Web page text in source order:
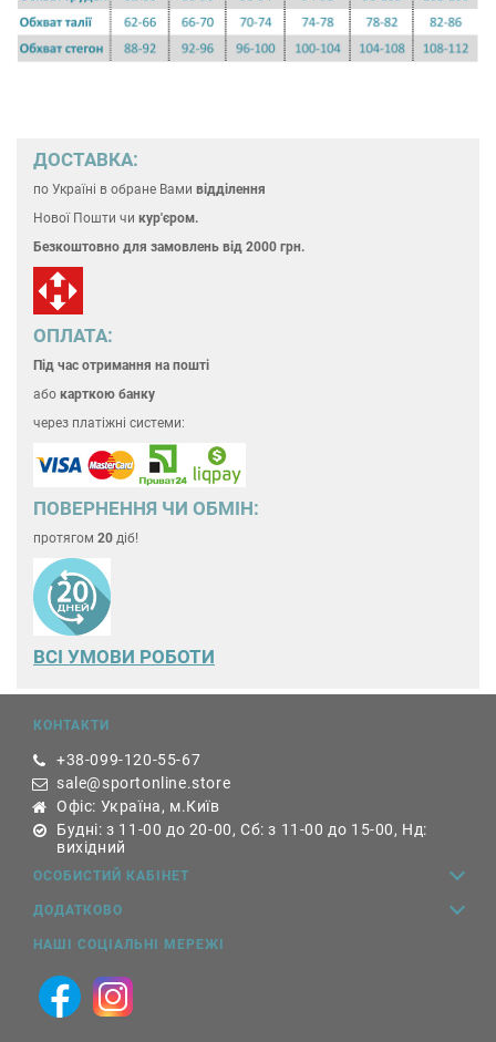
ДОСТАВКА:
по Україні в обране Вами відділення
Нової Пошти чи кур'єром.
Безкоштовно для замовлень від 2000 грн.
ОПЛАТА:
Під час отримання на пошті
або карткою банку
через платіжні системи:
ПОВЕРНЕННЯ ЧИ ОБМІН:
протягом 20 діб!
ВСІ УМОВИ РОБОТИ
КОНТАКТИ
+38-099-120-55-67
sale@sportonline.store
Офіс: Україна, м.Київ
Будні: з 11-00 до 20-00, Сб: з 11-00 до 15-00, Нд:
вихідний
ОСОБИСТИЙ КАБІНЕТ
ДОДАТКОВО
НАШІ СОЦІАЛЬНІ МЕРЕЖІ